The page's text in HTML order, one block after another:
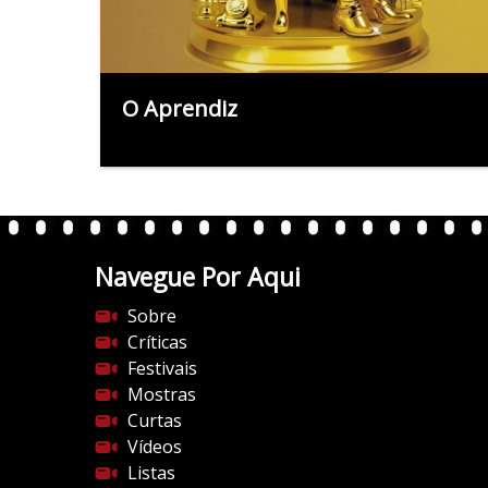
O Aprendiz
Navegue Por Aqui
Sobre
Críticas
Festivais
Mostras
Curtas
Vídeos
Listas